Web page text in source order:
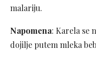
malariju.
Napomena: Karela se
dojilje putem mleka